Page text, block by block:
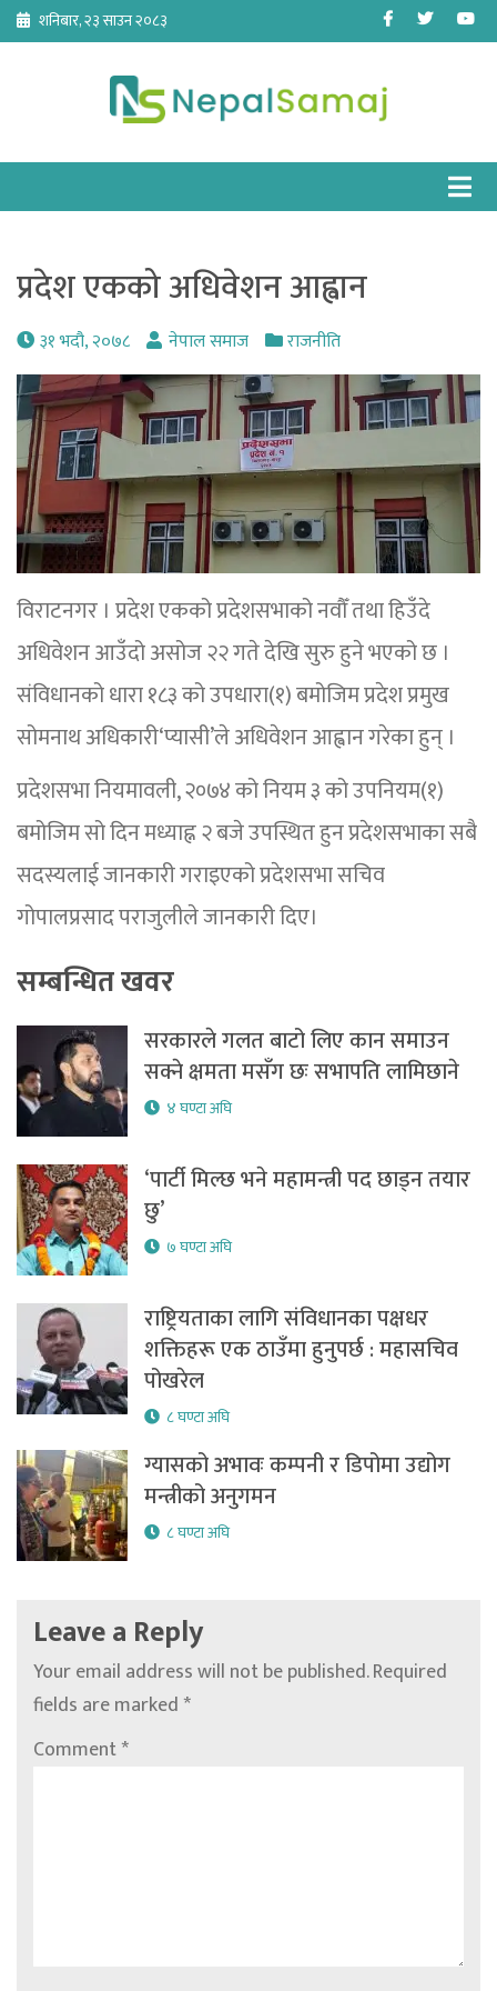
Skip
content
शनिबार, २३ साउन २०८३ Facebook
Twitter
प्रदेश एकको अधिवेशन आह्वान
३१ भदौ, २०७८ नेपाल समाज राजनीति
विराटनगर । प्रदेश एकको प्रदेशसभाको नवौँ तथा हिउँदे
अधिवेशन आउँदो असोज २२ गते देखि सुरु हुने भएको छ ।
संविधानको धारा १८३ को उपधारा(१) बमोजिम प्रदेश प्रमुख
सोमनाथ अधिकारी‘प्यासी’ले अधिवेशन आह्वान गरेका हुन् ।
प्रदेशसभा नियमावली, २०७४ को नियम ३ को उपनियम(१)
बमोजिम सो दिन मध्याह्न २ बजे उपस्थित हुन प्रदेशसभाका सबै
सदस्यलाई जानकारी गराइएको प्रदेशसभा सचिव
गोपालप्रसाद पराजुलीले जानकारी दिए।
सम्बन्धित खवर
सरकारले गलत बाटो लिए कान समाउन
सक्ने क्षमता मसँग छः सभापति लामिछाने
४ घण्टा अघि
‘पार्टी मिल्छ भने महामन्त्री पद छाड्न तयार
छु’
७ घण्टा अघि
राष्ट्रियताका लागि संविधानका पक्षधर
शक्तिहरू एक ठाउँमा हुनुपर्छ : महासचिव
पोखरेल
८ घण्टा अघि
ग्यासको अभावः कम्पनी र डिपोमा उद्योग
मन्त्रीको अनुगमन
८ घण्टा अघि
Leave a Reply
Your email address will not be published.Required
fields are marked*
Comment*